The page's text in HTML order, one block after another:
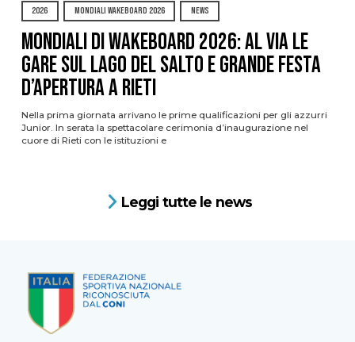
2026 MONDIALI WAKEBOARD 2026 NEWS
Mondiali di Wakeboard 2026: al via le
gare sul Lago del Salto e grande festa
d’apertura a Rieti
Nella prima giornata arrivano le prime qualificazioni per gli azzurri
Junior. In serata la spettacolare cerimonia d’inaugurazione nel
cuore di Rieti con le istituzioni e
Leggi tutte le news